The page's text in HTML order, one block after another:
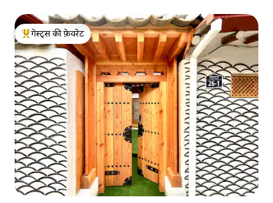
गेस्ट्स का टॉप फ़ेवरेट
गेस्ट्स की फ़ेवरेट